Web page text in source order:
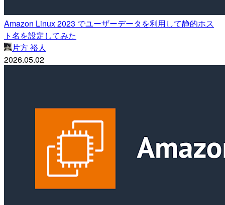
Amazon Linux 2023 でユーザーデータを利用して静的ホス
ト名を設定してみた
片方 裕人
2026.05.02